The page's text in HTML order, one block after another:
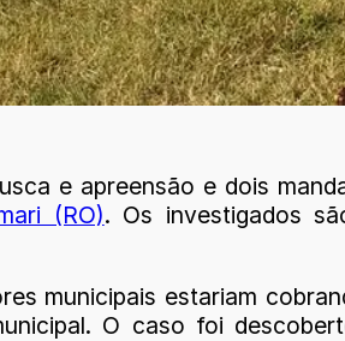
e apreensão e dois
(RO). Os investigados
municipais estariam
O caso foi